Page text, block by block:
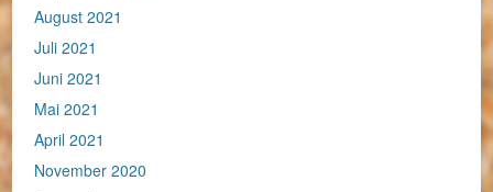
August 2021
Juli 2021
Juni 2021
Mai 2021
April 2021
November 2020